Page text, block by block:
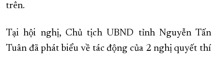
trên.
Tại hội nghị, Chủ tịch UBND tỉnh Nguyễn Tấn
Tuân đã phát biểu về tác động của 2 nghị quyết thí